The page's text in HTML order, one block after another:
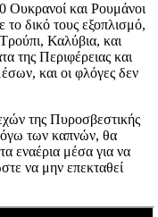
Ουκρανοί και Ρουμάνοι
δικό τους εξοπλισμό,
Καλύβια, και
της Περιφέρειας και
και οι φλόγες δεν
της Πυροσβεστικής
των καπνών, θα
εναέρια μέσα για να
να μην επεκταθεί